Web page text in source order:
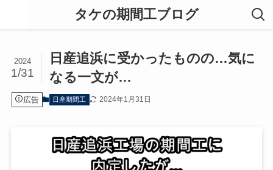
タケの期間工ブログ
日産追浜に受かったものの…気に
なる一文が…
2024
1/31
広告 日産期間工 2024年1月31日